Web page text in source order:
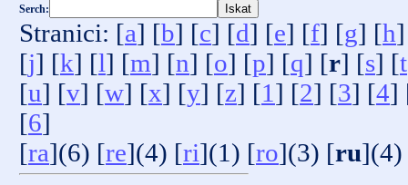
Serch:
Stranici: [a] [b] [c] [d] [e] [f] [g] [h
[j] [k] [l] [m] [n] [o] [p] [q] [r] [s] [t
[u] [v] [w] [x] [y] [z] [1] [2] [3] [4]
[6]
[ra](6) [re](4) [ri](1) [ro](3) [ru](4)